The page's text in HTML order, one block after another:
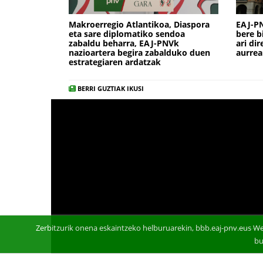
Makroerregio Atlantikoa, Diaspora
eta sare diplomatiko sendoa
zabaldu beharra, EAJ-PNVk
nazioartera begira zabalduko duen
estrategiaren ardatzak
EAJ-
bere
ari
BERRI GUZTIAK IKUSI
Zerbitzurik onena eskaintzeko helburuarekin, bbb.eaj-pnv.eus